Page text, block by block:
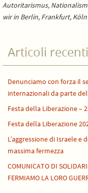
Autoritarismus,
wir in Berlin, Frankfurt,
Articoli recenti
Denunciamo con forza il
internazionali da parte
Festa della Liberazione –
Festa della Liberazione
L’aggressione di Israele
massima fermezza
COMUNICATO DI
FERMIAMO LA LORO